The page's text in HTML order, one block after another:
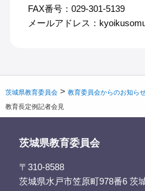
FAX番号：029-301-5139
メールアドレス：
茨城県教育委員会 >教育委員会からのお知ら
教育長定例記者会見
茨城県教育委員会
〒310-8588
茨城県水戸市笠原町978番6 茨